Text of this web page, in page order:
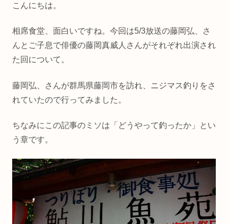
こんにちは。
相席食堂、面白いですね。今回は5/3放送の藤岡弘、さ
んとご子息で俳優の藤岡真威人さんがそれぞれ出演され
た回について。
藤岡弘、さんが群馬県藤岡市を訪れ、ニジマス釣りをさ
れていたので行ってみました。
ちなみにこの記事のミソは「どうやって釣ったか」とい
う章です。